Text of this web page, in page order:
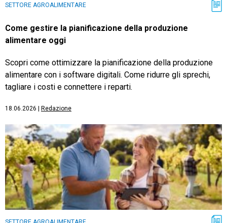
SETTORE AGROALIMENTARE
Come gestire la pianificazione della produzione
alimentare oggi
Scopri come ottimizzare la pianificazione della produzione
alimentare con i software digitali. Come ridurre gli sprechi,
tagliare i costi e connettere i reparti.
18.06.2026 Redazione